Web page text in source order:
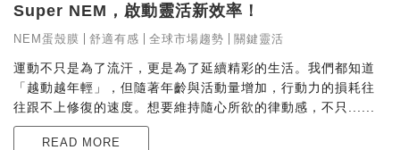
Super NEM，啟動靈活新效率！
NEM蛋殼膜 舒適有感 全球市場趨勢 關鍵靈活
運動不只是為了流汗，更是為了延續精彩的生活。我們都知道
「越動越年輕」，但隨著年齡與活動量增加，行動力的損耗往
往跟不上修復的速度。想要維持隨心所欲的律動感，不只......
READ MORE